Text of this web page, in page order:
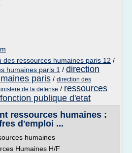
des ressources humaines paris 12 /
humaines paris 1 / direction
paris / direction des
de la defense / ressources
publique d'etat
ressources humaines :
d'emploi ...
humaines
Humaines H/F